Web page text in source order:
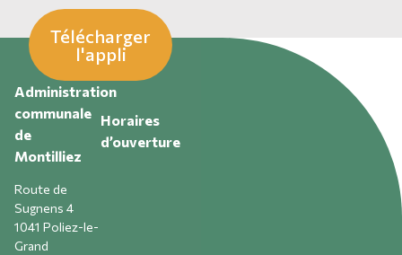
Télécharger
l'appli
Administration
communale
de
Montilliez
Route de
Sugnens 4
1041 Poliez-le-
Grand
Horaires
d’ouverture